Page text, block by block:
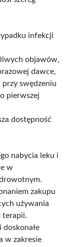
infekcji
objawów,
dawce,
przy swędzeniu
pierwszej
dostępność
nabycia leku i
w
zakupu
używania
terapii.
w zakresie